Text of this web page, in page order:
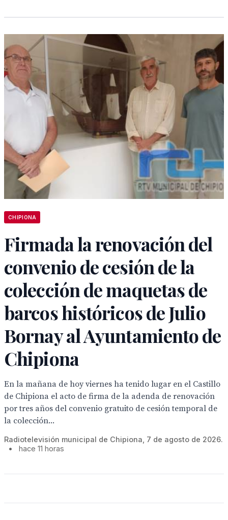
CHIPIONA
Firmada la renovación del
convenio de cesión de la
colección de maquetas de
barcos históricos de Julio
Bornay al Ayuntamiento de
Chipiona
En la mañana de hoy viernes ha tenido lugar en el Castillo
de Chipiona el acto de firma de la adenda de renovación
por tres años del convenio gratuito de cesión temporal de
la colección...
Radiotelevisión municipal de Chipiona, 7 de agosto de 2026.
•
hace 11 horas